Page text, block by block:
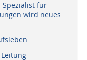
Spezialist für
wird neues